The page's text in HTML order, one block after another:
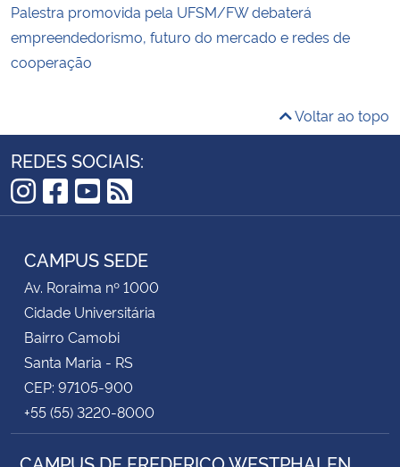
Palestra promovida pela UFSM/FW debaterá
empreendedorismo, futuro do mercado e redes de
cooperação
Voltar ao topo
REDES SOCIAIS:
Instagram
Facebook
YouTube
RSS
CAMPUS SEDE
Av. Roraima nº 1000
Cidade Universitária
Bairro Camobi
Santa Maria - RS
CEP: 97105-900
+55 (55) 3220-8000